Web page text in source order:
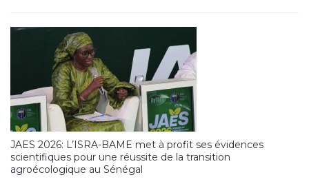
JAES 2026: L’ISRA-BAME met à profit ses évidences
scientifiques pour une réussite de la transition
agroécologique au Sénégal